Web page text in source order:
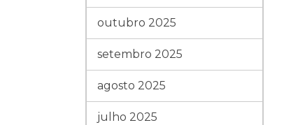
outubro 2025
setembro 2025
agosto 2025
julho 2025